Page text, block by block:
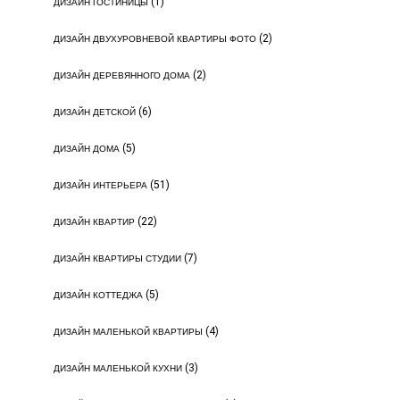
ДИЗАЙН ГОСТИНИЦЫ
ДИЗАЙН ДВУХУРОВНЕВОЙ КВАРТИРЫ ФОТО(2)
ДИЗАЙН ДЕРЕВЯННОГО ДОМА(2)
ДИЗАЙН ДЕТСКОЙ(6)
ДИЗАЙН ДОМА(5)
ДИЗАЙН ИНТЕРЬЕРА(51)
ДИЗАЙН КВАРТИР(22)
ДИЗАЙН КВАРТИРЫ СТУДИИ(7)
ДИЗАЙН КОТТЕДЖА(5)
ДИЗАЙН МАЛЕНЬКОЙ КВАРТИРЫ (4)
ДИЗАЙН МАЛЕНЬКОЙ КУХНИ(3)